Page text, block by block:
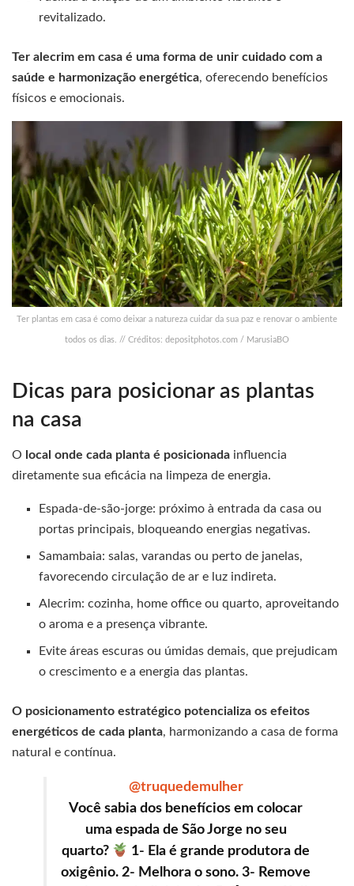
revitalizado.
Ter alecrim em casa é uma forma de unir cuidado com a
saúde e harmonização energética, oferecendo benefícios
físicos e emocionais.
Ter plantas em casa é como deixar a natureza cuidar da sua paz e renovar o ambiente
todos os dias. // Créditos: depositphotos.com / MarusiaBO
Dicas para posicionar as plantas
na casa
O local onde cada planta é posicionada influencia
diretamente sua eficácia na limpeza de energia.
Espada-de-são-jorge: próximo à entrada da casa ou
portas principais, bloqueando energias negativas.
Samambaia: salas, varandas ou perto de janelas,
favorecendo circulação de ar e luz indireta.
Alecrim: cozinha, home office ou quarto, aproveitando
o aroma e a presença vibrante.
Evite áreas escuras ou úmidas demais, que prejudicam
o crescimento e a energia das plantas.
O posicionamento estratégico potencializa os efeitos
energéticos de cada planta, harmonizando a casa de forma
natural e contínua.
@truquedemulher
Você sabia dos benefícios em colocar
uma espada de São Jorge no seu
quarto?
1- Ela é grande produtora de
oxigênio. 2- Melhora o sono. 3- Remove